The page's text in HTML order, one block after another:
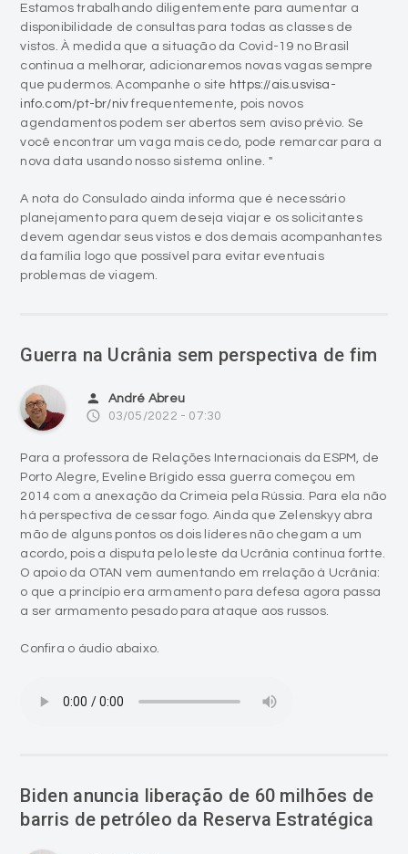
Estamos trabalhando diligentemente para aumentar a
disponibilidade de consultas para todas as classes de
vistos. À medida que a situação da Covid-19 no Brasil
continua a melhorar, adicionaremos novas vagas sempre
que pudermos. Acompanhe o site https://ais.usvisa-
info.com/pt-br/nivfrequentemente, pois novos
agendamentos podem ser abertos sem aviso prévio. Se
você encontrar um vaga mais cedo, pode remarcar para a
nova data usando nosso sistema online. "
A nota do Consulado ainda informa que é necessário
planejamento para quem deseja viajar e os solicitantes
devem agendar seus vistos e dos demais acompanhantes
da família logo que possível para evitar eventuais
problemas de viagem.
Guerra na Ucrânia sem perspectiva de fim
person André Abreu
access_time 03/05/2022 - 07:30
Para a professora de Relações Internacionais da ESPM, de
Porto Alegre, Eveline Brígido essa guerra começou em
2014 com a anexação da Crimeia pela Rússia. Para ela não
há perspectiva de cessar fogo. Ainda que Zelenskyy abra
mão de alguns pontos os dois líderes não chegam a um
acordo, pois a disputa pelo leste da Ucrânia continua fortte.
O apoio da OTAN vem aumentando em rrelação à Ucrânia:
o que a princípio era armamento para defesa agora passa
a ser armamento pesado para ataque aos russos.
Confira o áudio abaixo.
Biden anuncia liberação de 60 milhões de
barris de petróleo da Reserva Estratégica